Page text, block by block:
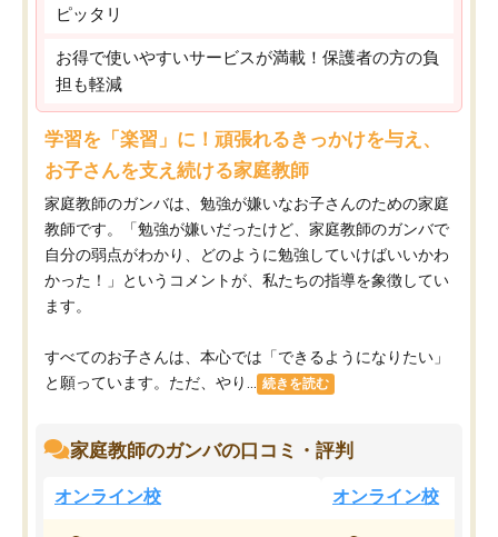
ピッタリ
お得で使いやすいサービスが満載！保護者の方の負
担も軽減
学習を「楽習」に！頑張れるきっかけを与え、
お子さんを支え続ける家庭教師
家庭教師のガンバは、勉強が嫌いなお子さんのための家庭
教師です。「勉強が嫌いだったけど、家庭教師のガンバで
自分の弱点がわかり、どのように勉強していけばいいかわ
かった！」というコメントが、私たちの指導を象徴してい
ます。
すべてのお子さんは、本心では「できるようになりたい」
と願っています。ただ、やり...
続きを読む
家庭教師のガンバの口コミ・評判
オンライン校 オンライン校